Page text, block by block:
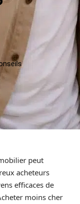
peut
acheteurs
efficaces de
moins cher